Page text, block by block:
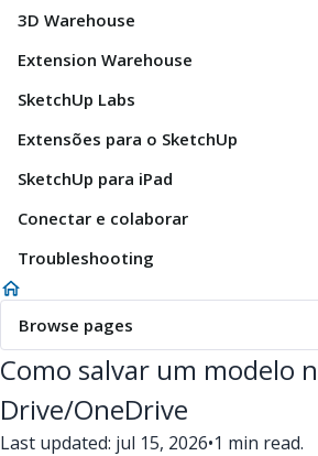
3D Warehouse
Extension Warehouse
SketchUp Labs
Extensões para o SketchUp
SketchUp para iPad
Conectar e colaborar
Troubleshooting
Browse pages
Como salvar um modelo
Drive/OneDrive
Last updated: jul 15, 2026•1 min read.